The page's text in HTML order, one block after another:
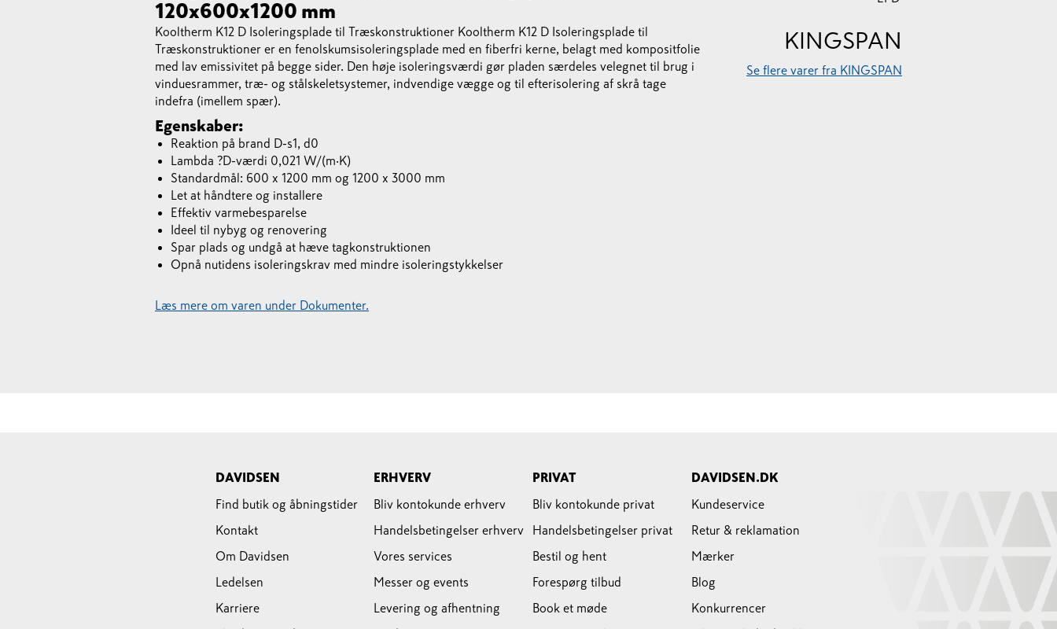
120x600x1200 mm
Kooltherm K12 D Isoleringsplade til Træskonstruktioner Kooltherm K12 D Isoleringsplade til
Træskonstruktioner er en fenolskumsisoleringsplade med en fiberfri kerne, belagt med kompositfolie
med lav emissivitet på begge sider. Den høje isoleringsværdi gør pladen særdeles velegnet til brug i
vinduesrammer, træ- og stålskeletsystemer, indvendige vægge og til efterisolering af skrå tage
indefra (imellem spær).
Egenskaber:
Reaktion på brand D-s1, d0
Lambda ?D-værdi 0,021 W/(m·K)
Standardmål: 600 x 1200 mm og 1200 x 3000 mm
Let at håndtere og installere
Effektiv varmebesparelse
Ideel til nybyg og renovering
Spar plads og undgå at hæve tagkonstruktionen
Opnå nutidens isoleringskrav med mindre isoleringstykkelser
Læs mere om varen under Dokumenter.
KINGSPAN
Se flere varer fra KINGSPAN
DAVIDSEN
Find butik og åbningstider
Kontakt
Om Davidsen
Ledelsen
Karriere
ERHVERV
Bliv kontokunde erhverv
Handelsbetingelser erhverv
Vores services
Messer og events
Levering og afhentning
PRIVAT
Bliv kontokunde privat
Handelsbetingelser privat
Bestil og hent
Forespørg tilbud
Book et møde
DAVIDSEN.DK
Kundeservice
Retur & reklamation
Mærker
Blog
Konkurrencer